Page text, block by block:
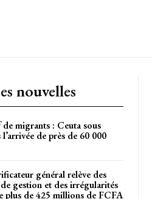
nouvelles
migrants : Ceuta sous
de près de 60 000
général relève des
gestion et des irrégularités
plus de 425 millions de FCFA